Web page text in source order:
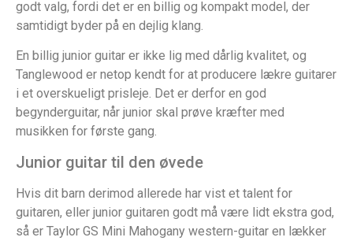
godt valg, fordi det er en billig og kompakt model, der
samtidigt byder på en dejlig klang.
En billig junior guitar er ikke lig med dårlig kvalitet, og
Tanglewood er netop kendt for at producere lækre guitarer
i et overskueligt prisleje. Det er derfor en god
begynderguitar, når junior skal prøve kræfter med
musikken for første gang.
Junior guitar til den øvede
Hvis dit barn derimod allerede har vist et talent for
guitaren, eller junior guitaren godt må være lidt ekstra god,
så er Taylor GS Mini Mahogany western-guitar en lækker